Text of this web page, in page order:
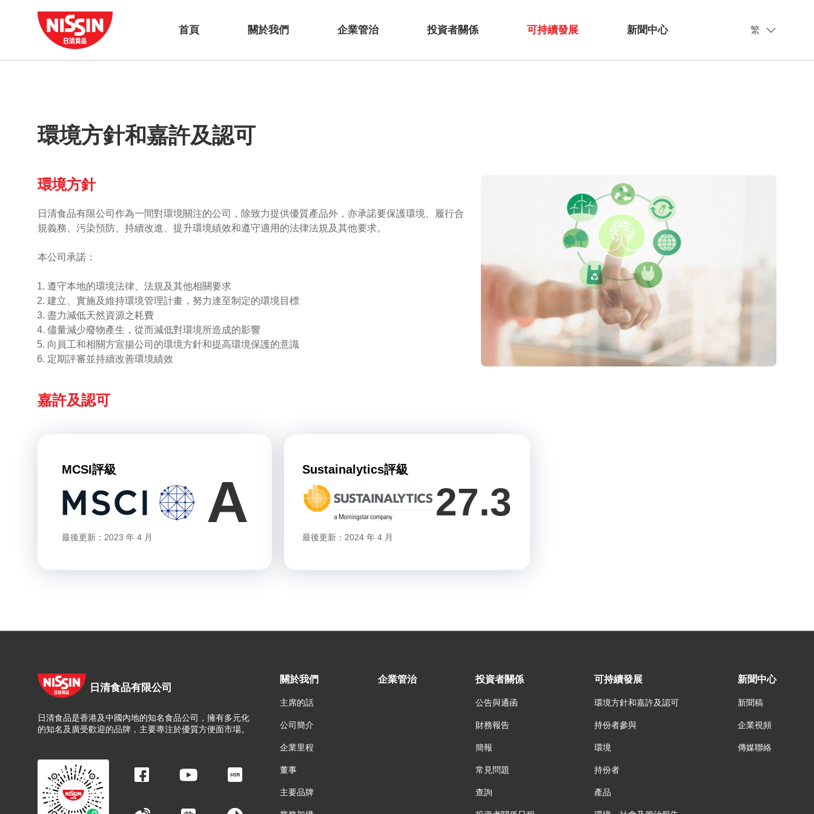
首頁 關於我們 企業管治 投資者關係 可持續發展 新聞中心 繁
環境方針和嘉許及認可
環境方針
日清食品有限公司作為一間對環境關注的公司，除致力提供優質產品外，亦承諾要保護環境、履行合
規義務、污染預防、持續改進、提升環境績效和遵守適用的法律法規及其他要求。
本公司承諾：
遵守本地的環境法律、法規及其他相關要求
建立、實施及維持環境管理計畫，努力達至制定的環境目標
盡力減低天然資源之耗費
儘量減少廢物產生，從而減低對環境所造成的影響
向員工和相關方宣揚公司的環境方針和提高環境保護的意識
定期評審並持續改善環境績效
嘉許及認可
MCSI評級
最後更新：2023 年 4 月
A Sustainalytics評級
最後更新：2024 年 4 月
27.3
日清食品有限公司
日清食品是香港及中國內地的知名食品公司，擁有多元化
的知名及廣受歡迎的品牌，主要專注於優質方便面市場。
關於我們
主席的話
公司簡介
企業里程
董事
主要品牌
企業管治 投資者關係
公告與通函
財務報告
簡報
常見問題
查詢
可持續發展
環境方針和嘉許及認可
持份者參與
環境
持份者
產品
新聞中心
新聞稿
企業視頻
傳媒聯絡